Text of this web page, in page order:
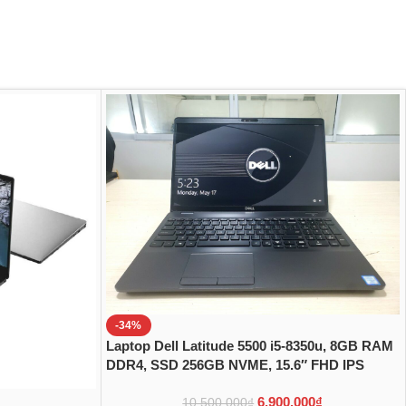
-34%
Laptop Dell Latitude 5500 i5-8350u, 8GB RAM
DDR4, SSD 256GB NVME, 15.6″ FHD IPS
10.500.000₫ 6.900.000₫